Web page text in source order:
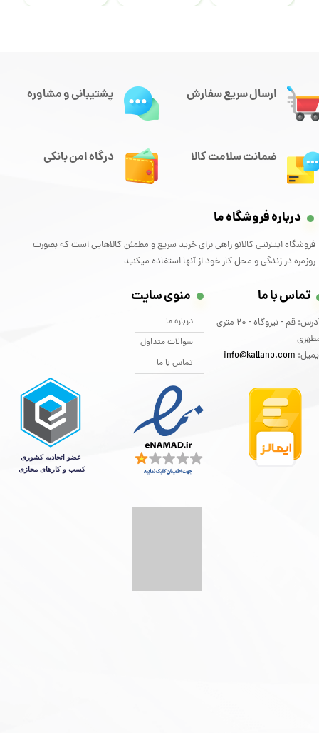
ارسال سریع سفارش
درگاه امن بانکی
پشتیبانی و مشاوره
ضمانت سلامت کالا
درباره فروشگاه ما
فروشگاه اینترنتی کالانو راهی برای خرید سریع و مطمئن کالاهایی است که بصورت
روزمره در زندگی و محل کار خود از آنها استفاده میکنید
تماس با ما
آدرس: قم - نیروگاه - 20 متری
info@kallano.com​​​​​​​
منوی سایت
درباره ما
سوالات متداول
تماس با ما